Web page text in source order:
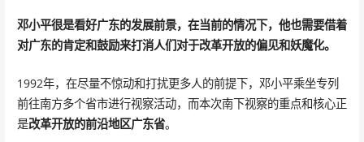
邓小平很是看好广东的发展前景，在当前的情况下，他也需要借着
对广东的肯定和鼓励来打消人们对于改革开放的偏见和妖魔化。
1992年，在尽量不惊动和打扰更多人的前提下，邓小平乘坐专列
前往南方多个省市进行视察活动，而本次南下视察的重点和核心正
是改革开放的前沿地区广东省。